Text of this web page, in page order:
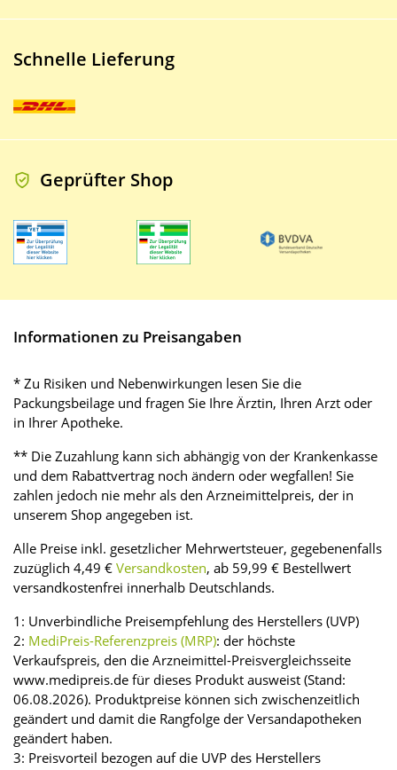
Schnelle Lieferung
Geprüfter Shop
Informationen zu Preisangaben
* Zu Risiken und Nebenwirkungen lesen Sie die
Packungsbeilage und fragen Sie Ihre Ärztin, Ihren Arzt oder
in Ihrer Apotheke.
** Die Zuzahlung kann sich abhängig von der Krankenkasse
und dem Rabattvertrag noch ändern oder wegfallen! Sie
zahlen jedoch nie mehr als den Arzneimittelpreis, der in
unserem Shop angegeben ist.
Alle Preise inkl. gesetzlicher Mehrwertsteuer, gegebenenfalls
zuzüglich 4,49 € Versandkosten, ab 59,99 € Bestellwert
versandkostenfrei innerhalb Deutschlands.
1: Unverbindliche Preisempfehlung des Herstellers (UVP)
2: MediPreis-Referenzpreis (MRP): der höchste
Verkaufspreis, den die Arzneimittel-Preisvergleichsseite
www.medipreis.de für dieses Produkt ausweist (Stand:
06.08.2026). Produktpreise können sich zwischenzeitlich
geändert und damit die Rangfolge der Versandapotheken
geändert haben.
3: Preisvorteil bezogen auf die UVP des Herstellers